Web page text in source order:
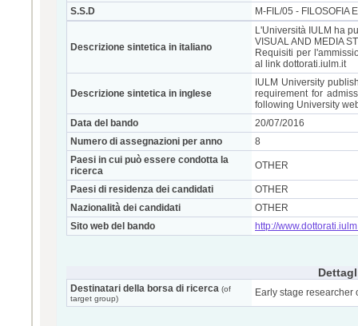
S.S.D
M-FIL/05 - FILOSOFIA
Descrizione sintetica in italiano
L'Università IULM ha
VISUAL AND MEDIA
Requisiti per
al link dottorati.iulm.it
Descrizione sintetica in inglese
IULM University
requirement for
following University
Data del bando
20/07/2016
Numero di assegnazioni per anno
8
Paesi in cui può essere condotta la
ricerca
OTHER
Paesi di residenza dei candidati
OTHER
Nazionalità dei candidati
OTHER
Sito web del bando
http://
Destinatari della borsa di ricerca (of
target group)
Early stage researcher